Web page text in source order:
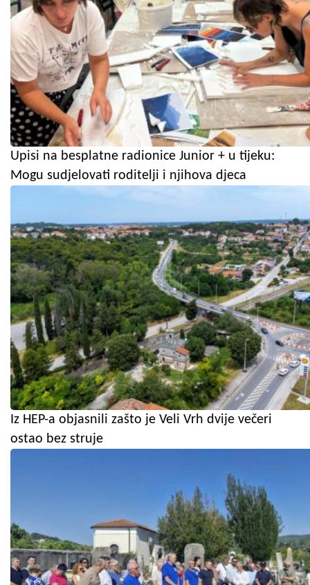
Upisi na besplatne radionice Junior + u tijeku:
Mogu sudjelovati roditelji i njihova djeca
Iz HEP-a objasnili zašto je Veli Vrh dvije večeri
ostao bez struje